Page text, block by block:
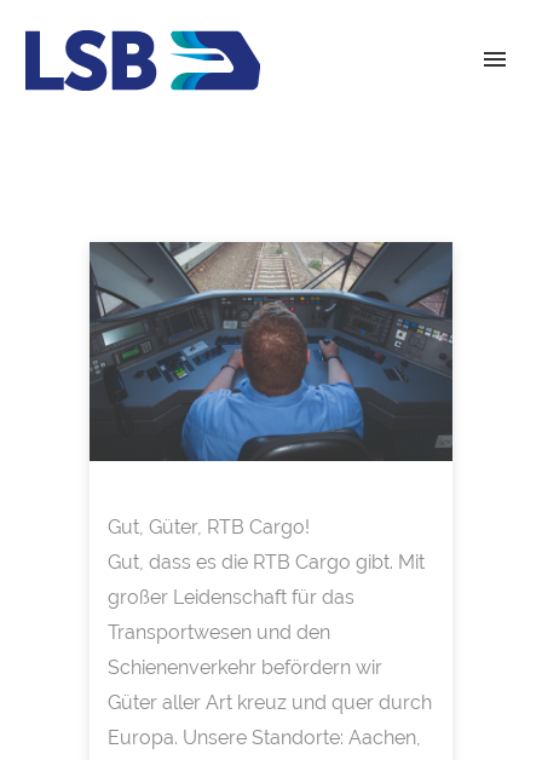
Gut, Güter, RTB Cargo!
Gut, dass es die RTB Cargo gibt. Mit
großer Leidenschaft für das
Transportwesen und den
Schienenverkehr befördern wir
Güter aller Art kreuz und quer durch
Europa. Unsere Standorte: Aachen,